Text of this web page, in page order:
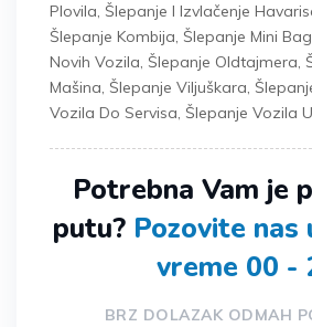
Plovila, Šlepanje I Izvlačenje
Šlepanje Kombija, Šlepanje Mini
Novih Vozila, Šlepanje Oldtajmera,
Mašina, Šlepanje Viljuškara,
Vozila Do Servisa, Šlepanje Vozila
Potrebna Vam je
putu? Pozovite nas
vreme 00 -
BRZ DOLAZAK ODMAH